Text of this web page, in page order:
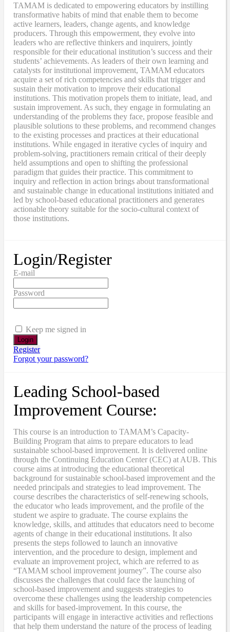
TAMAM is dedicated to empowering educators by instilling
transformative habits of mind that enable them to become
active learners, leaders, change agents, and knowledge
producers. Through this empowerment, they evolve into
leaders who are reflective thinkers and inquirers, jointly
responsible for their educational institution’s success and their
students’ achievements. As leaders of their own learning and
catalysts for institutional improvement, TAMAM educators
acquire a set of rich competencies and skills that trigger and
sustain their motivation to improve their educational
institutions. This motivation propels them to initiate, lead, and
sustain improvement. As such, they engage in formulating an
understanding of the problems they face, propose feasible and
plausible solutions to these problems, and recommend changes
to the existing processes and practices at their educational
institutions. While engaged in iterative cycles of inquiry and
problem-solving, practitioners remain critical of their deeply
held assumptions and open to shifting the professional
paradigm that guides their practice. This commitment to
inquiry and reflection in action brings about transformational
and sustainable change in educational institutions initiated and
led by school-based educational practitioners and generates
actionable theory suitable for the socio-cultural context of
those institutions.
Login/Register
E-mail
Password
Keep me signed in
Register
Forgot your password?
Leading School-based
Improvement Course:
This course is an introduction to TAMAM’s Capacity-
Building Program that aims to prepare educators to lead
sustainable school-based improvement. It is delivered online
through the Continuing Education Center (CEC) at AUB. This
course aims at introducing the educational theoretical
background for sustainable school-based improvement and the
needed principals and strategies to lead improvement. The
course describes the characteristics of self-renewing schools,
the educator who leads improvement, and the profile of the
student we aspire to graduate. The course explains the
knowledge, skills, and attitudes that educators need to become
agents of change in their educational institutions. It also
presents the steps followed to launch an innovative
intervention, and the procedure to design, implement and
evaluate an improvement project, which are referred to as
“TAMAM school improvement journey”. The course also
discusses the challenges that could face the launching of
school-based improvement and suggests strategies to
overcome these challenges using the leadership competencies
and skills for based-improvement. In this course, the
participants will engage in interactive activities and reflections
that help them understand the nature of the process of leading